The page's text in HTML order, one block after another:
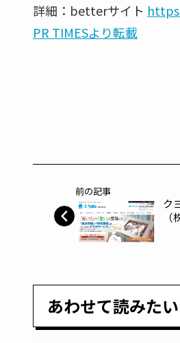
詳細：betterサイト
PR TIMESより転載
前の記事
ク
あわせて読みたい